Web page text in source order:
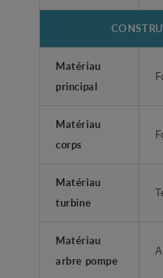
Matériau
principal
Matériau
corps
Matériau
turbine
Matériau
arbre pompe